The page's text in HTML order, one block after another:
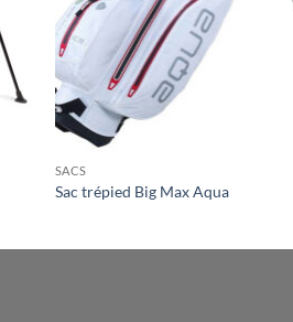
SACS
Sac trépied Big Max Aqua